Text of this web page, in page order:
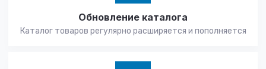
Обновление каталога
Каталог товаров регулярно расширяется и пополняется